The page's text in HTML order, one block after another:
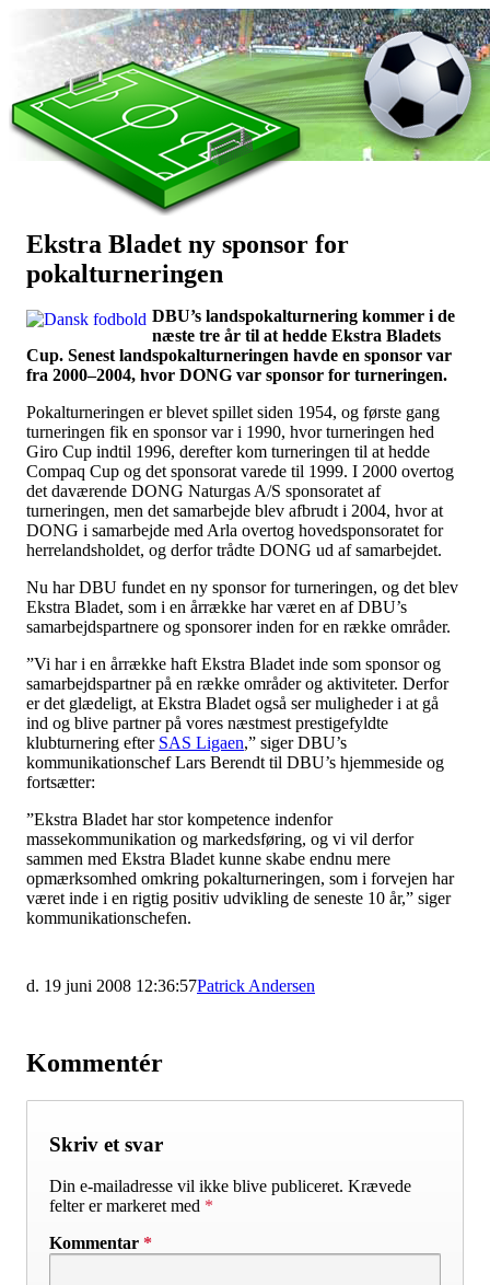
Наши партнеры
Ekstra Bladet ny sponsor for
pokalturneringen
DBU’s landspokalturnering kommer i de
næste tre år til at hedde Ekstra Bladets
Cup. Senest landspokalturneringen havde en sponsor var
fra 2000–2004, hvor DONG var sponsor for turneringen.
Pokalturneringen er blevet spillet siden 1954, og første gang
turneringen fik en sponsor var i 1990, hvor turneringen hed
Giro Cup indtil 1996, derefter kom turneringen til at hedde
Compaq Cup og det sponsorat varede til 1999. I 2000 overtog
det daværende DONG Naturgas A/S sponsoratet af
turneringen, men det samarbejde blev afbrudt i 2004, hvor at
DONG i samarbejde med Arla overtog hovedsponsoratet for
herrelandsholdet, og derfor trådte DONG ud af samarbejdet.
Nu har DBU fundet en ny sponsor for turneringen, og det blev
Ekstra Bladet, som i en årrække har været en af DBU’s
samarbejdspartnere og sponsorer inden for en række områder.
”Vi har i en årrække haft Ekstra Bladet inde som sponsor og
samarbejdspartner på en række områder og aktiviteter. Derfor
er det glædeligt, at Ekstra Bladet også ser muligheder i at gå
ind og blive partner på vores næstmest prestigefyldte
klubturnering efter SAS Ligaen,” siger DBU’s
kommunikationschef Lars Berendt til DBU’s hjemmeside og
fortsætter:
”Ekstra Bladet har stor kompetence indenfor
massekommunikation og markedsføring, og vi vil derfor
sammen med Ekstra Bladet kunne skabe endnu mere
opmærksomhed omkring pokalturneringen, som i forvejen har
været inde i en rigtig positiv udvikling de seneste 10 år,” siger
kommunikationschefen.
d. 19 juni 2008 12:36:57Patrick Andersen
Kommentér
Skriv et svar
Din e-mailadresse vil ikke blive publiceret. Krævede
felter er markeret med *
Kommentar *